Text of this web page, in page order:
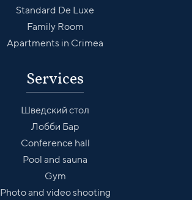
Standard De Luxe
Family Room
Apartments in Crimea
Services
Шведский стол
Лобби Бар
Conference hall
Pool and sauna
Gym
Photo and video shooting